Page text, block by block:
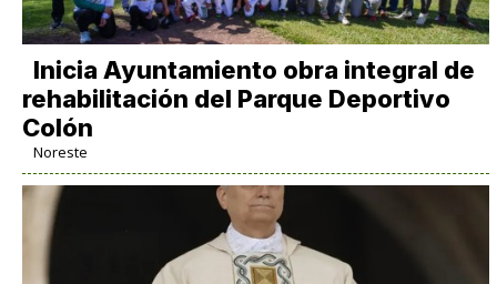
Inicia Ayuntamiento obra integral de
rehabilitación del Parque Deportivo
Colón
Noreste